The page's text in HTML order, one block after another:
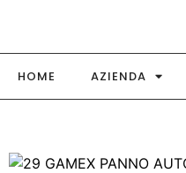
HOME AZIENDA